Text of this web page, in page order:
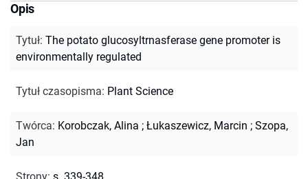
Opis
Tytuł: The potato glucosyltrnasferase gene promoter is
environmentally regulated
Tytuł czasopisma: Plant Science
Twórca: Korobczak, Alina ; Łukaszewicz, Marcin ; Szopa,
Jan
Strony: s. 339-348